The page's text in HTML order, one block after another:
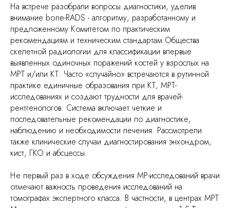
На встрече разобрали вопросы диагностики, уделив
внимание bone-RADS - алгоритму, разработанному и
предложенному Комитетом по практическим
рекомендациям и техническим стандартам Общества
скелетной радиологии для классификации впервые
выявленных одиночных поражений костей у взрослых на
МРТ и/или КТ. Часто «случайно» встречаются в рутинной
практике единичные образования при КТ, МРТ-
исследованиях и создают трудности для врачей-
рентгенологов. Система включает четкие и
последовательные рекомендации по диагностике,
наблюдению и необходимости лечения. Рассмотрели
также клинические случаи диагностирования энхондром,
кист, ГКО и абсцессы.
Не первый раз в ходе обсуждения МР-исследований врачи
отмечают важность проведения исследований на
томографах экспертного класса. В частности, в центрах МРТ